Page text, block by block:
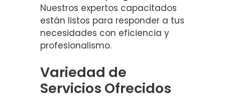
Nuestros expertos capacitados
están listos para responder a tus
necesidades con eficiencia y
profesionalismo.
Variedad de
Servicios Ofrecidos